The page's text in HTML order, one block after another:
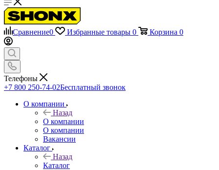
Сравнение0 Избранные товары 0 Корзина 0
Телефоны
+7 800 250-74-02Бесплатный звонок
О компании
Назад
О компании
О компании
Вакансии
Каталог
Назад
Каталог